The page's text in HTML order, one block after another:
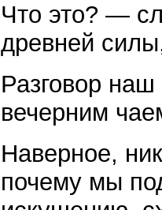
Что это? —
древней
Разговор
вечерним
Наверное,
почему мы